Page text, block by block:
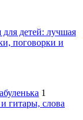
детей: лучшая
поговорки и
1
гитары, слова